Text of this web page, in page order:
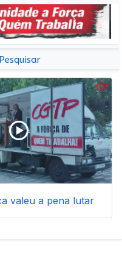
Pesquisar
valeu a pena lutar